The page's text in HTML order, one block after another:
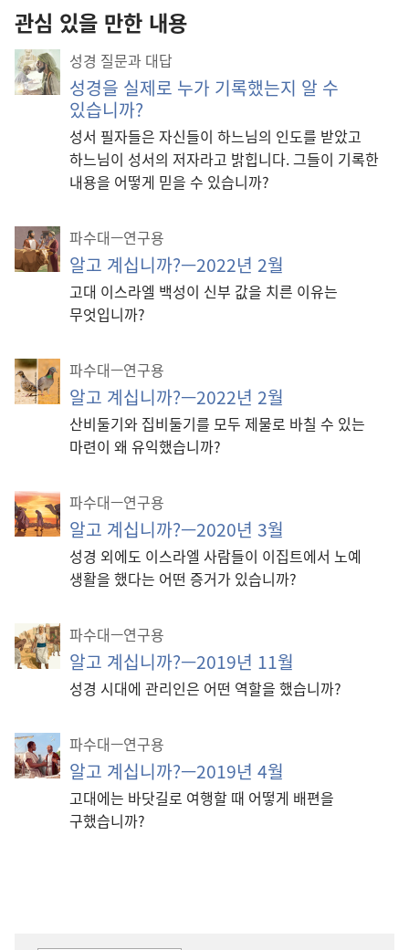
관심 있을 만한 내용
성경 질문과 대답
성경을 실제로 누가 기록했는지 알 수
있습니까?
성서 필자들은 자신들이 하느님의 인도를 받았고
하느님이 성서의 저자라고 밝힙니다. 그들이 기록한
내용을 어떻게 믿을 수 있습니까?
파수대—연구용
알고 계십니까?—2022년 2월
고대 이스라엘 백성이 신부 값을 치른 이유는
무엇입니까?
파수대—연구용
알고 계십니까?—2022년 2월
산비둘기와 집비둘기를 모두 제물로 바칠 수 있는
마련이 왜 유익했습니까?
파수대—연구용
알고 계십니까?—2020년 3월
성경 외에도 이스라엘 사람들이 이집트에서 노예
생활을 했다는 어떤 증거가 있습니까?
파수대—연구용
알고 계십니까?—2019년 11월
성경 시대에 관리인은 어떤 역할을 했습니까?
파수대—연구용
알고 계십니까?—2019년 4월
고대에는 바닷길로 여행할 때 어떻게 배편을
구했습니까?